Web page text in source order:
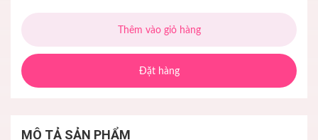
Thêm vào giỏ hàng
Đặt hàng
MÔ TẢ SẢN PHẨM